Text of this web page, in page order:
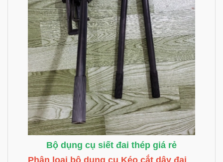
Bộ dụng cụ siết đai thép giá rẻ